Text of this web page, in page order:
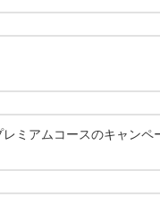
ミアムコースのキャンペ